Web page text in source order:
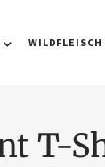
WILDFLEISCH
T-